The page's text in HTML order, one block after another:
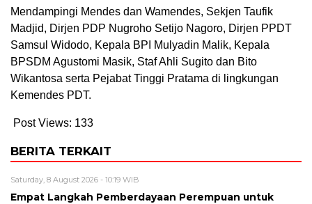
Mendampingi Mendes dan Wamendes, Sekjen Taufik
Madjid, Dirjen PDP Nugroho Setijo Nagoro, Dirjen PPDT
Samsul Widodo, Kepala BPI Mulyadin Malik, Kepala
BPSDM Agustomi Masik, Staf Ahli Sugito dan Bito
Wikantosa serta Pejabat Tinggi Pratama di lingkungan
Kemendes PDT.
Post Views: 133
BERITA TERKAIT
Saturday, 8 August 2026 - 10:19 WIB
Empat Langkah Pemberdayaan Perempuan untuk